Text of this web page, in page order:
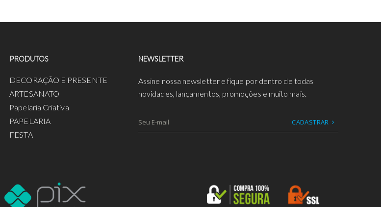
PRODUTOS
DECORAÇÃO E PRESENTE
ARTESANATO
Papelaria Criativa
PAPELARIA
FESTA
NEWSLETTER
Assine nossa newsletter e fique por dentro de todas
novidades, lançamentos, promoções e muito mais.
CADASTRAR